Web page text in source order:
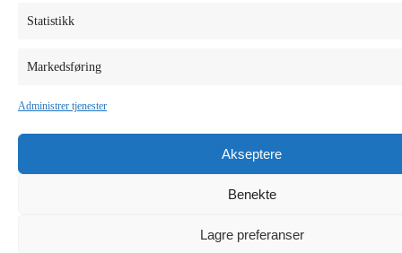
Statistikk
Markedsføring
Administrer tjenester
Akseptere
Benekte
Lagre preferanser